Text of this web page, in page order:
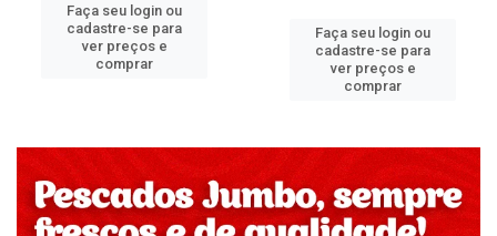
Faça seu login ou
cadastre-se para
ver preços e
comprar
Faça seu login ou
cadastre-se para
ver preços e
comprar